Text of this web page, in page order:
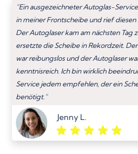
“Ein ausgezeichneter Autoglas-
in meiner Frontscheibe und rief diesen
Der Autoglaser kam am nächsten Tag
ersetzte die Scheibe in Rekordzeit.
war reibungslos und der Autoglaser
kenntnisreich. Ich bin wirklich
Service jedem empfehlen, der ein
benötigt.”
Jenny L.